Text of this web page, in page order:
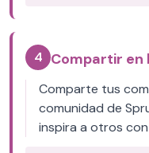
4 Compartir en
Comparte tus
comunidad de
inspira a otros